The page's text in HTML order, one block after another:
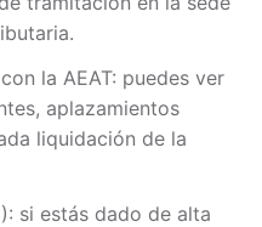
la AEAT: puedes ver
aplazamientos
liquidación de la
si estás dado de alta